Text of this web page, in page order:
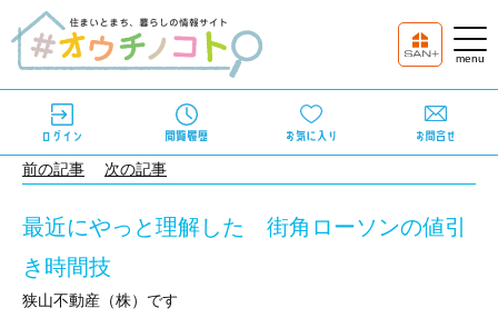
前の記事 次の記事
最近にやっと理解した 街角ローソンの値引
き時間技
狭山不動産（株）です